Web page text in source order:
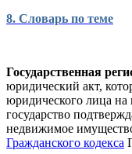
8. Словарь по теме
Государственная
юридический акт,
юридического лица
государство
недвижимое
Гражданского кодекса